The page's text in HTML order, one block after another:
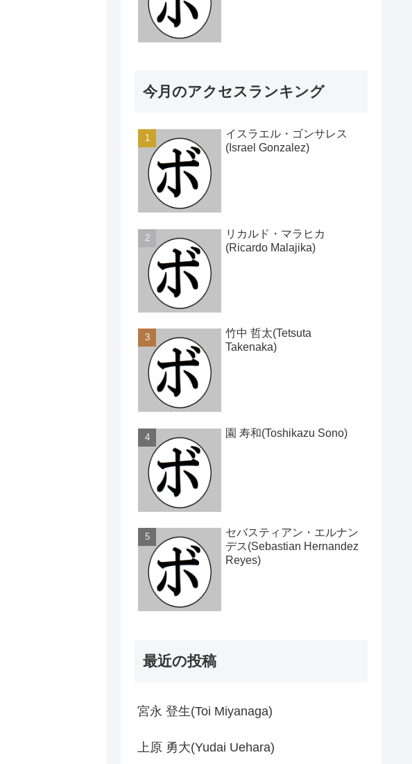
今月のアクセスランキング
イスラエル・ゴンサレス
(Israel Gonzalez)
リカルド・マラヒカ
(Ricardo Malajika)
竹中 哲太(Tetsuta
Takenaka)
園 寿和(Toshikazu Sono)
セバスティアン・エルナン
デス(Sebastian Hernandez
Reyes)
最近の投稿
宮永 登生(Toi Miyanaga)
上原 勇大(Yudai Uehara)